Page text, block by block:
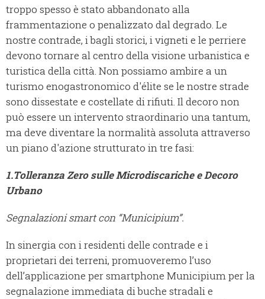
troppo spesso è stato abbandonato alla
frammentazione o penalizzato dal degrado. Le
nostre contrade, i bagli storici, i vigneti e le perriere
devono tornare al centro della visione urbanistica e
turistica della città. Non possiamo ambire a un
turismo enogastronomico d'élite se le nostre strade
sono dissestate e costellate di rifiuti. Il decoro non
può essere un intervento straordinario una tantum,
ma deve diventare la normalità assoluta attraverso
un piano d'azione strutturato in tre fasi:
1.Tolleranza Zero sulle Microdiscariche e Decoro
Urbano
Segnalazioni smart con “Municipium”.
In sinergia con i residenti delle contrade e i
proprietari dei terreni, promuoveremo l’uso
dell’applicazione per smartphone Municipium per la
segnalazione immediata di buche stradali e